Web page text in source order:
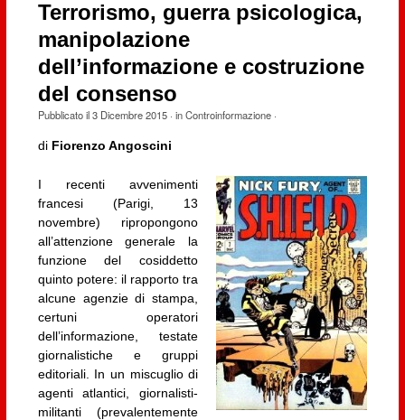
Terrorismo, guerra psicologica,
manipolazione
dell’informazione e costruzione
del consenso
Pubblicato il3 Dicembre 2015· inControinformazione·
di Fiorenzo Angoscini
I recenti avvenimenti
francesi (Parigi, 13
novembre) ripropongono
all’attenzione generale la
funzione del cosiddetto
quinto potere: il rapporto tra
alcune agenzie di stampa,
certuni operatori
dell’informazione, testate
giornalistiche e gruppi
editoriali. In un miscuglio di
agenti atlantici, giornalisti-
militanti (prevalentemente